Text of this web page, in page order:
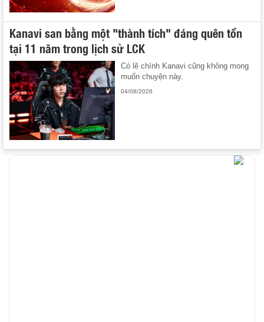
Kanavi san bằng một "thành tích" đáng quên tồn
tại 11 năm trong lịch sử LCK
Có lẽ chính Kanavi cũng không mong
muốn chuyện này.
04/08/2026